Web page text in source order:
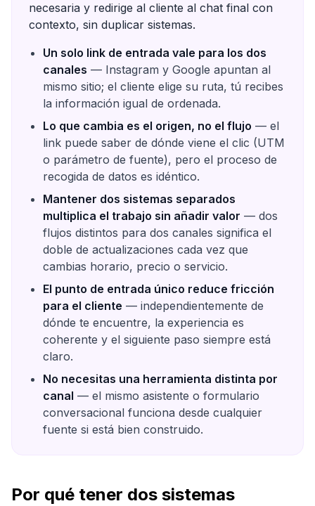
necesaria y redirige al cliente al chat final con
contexto, sin duplicar sistemas.
Un solo link de entrada vale para los dos
canales — Instagram y Google apuntan al
mismo sitio; el cliente elige su ruta, tú recibes
la información igual de ordenada.
Lo que cambia es el origen, no el flujo — el
link puede saber de dónde viene el clic (UTM
o parámetro de fuente), pero el proceso de
recogida de datos es idéntico.
Mantener dos sistemas separados
multiplica el trabajo sin añadir valor — dos
flujos distintos para dos canales significa el
doble de actualizaciones cada vez que
cambias horario, precio o servicio.
El punto de entrada único reduce fricción
para el cliente — independientemente de
dónde te encuentre, la experiencia es
coherente y el siguiente paso siempre está
claro.
No necesitas una herramienta distinta por
canal — el mismo asistente o formulario
conversacional funciona desde cualquier
fuente si está bien construido.
Por qué tener dos sistemas